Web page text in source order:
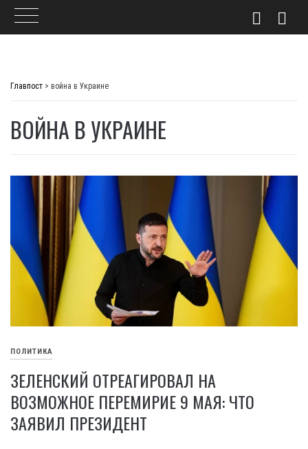
Главпост > война в Украине
ВОЙНА В УКРАИНЕ
ПОЛИТИКА
ЗЕЛЕНСКИЙ ОТРЕАГИРОВАЛ НА
ВОЗМОЖНОЕ ПЕРЕМИРИЕ 9 МАЯ: ЧТО
ЗАЯВИЛ ПРЕЗИДЕНТ